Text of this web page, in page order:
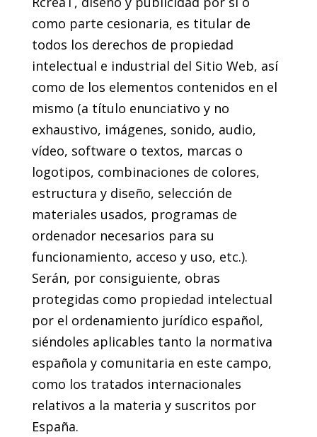
como parte cesionaria, es titular de
todos los derechos de propiedad
intelectual e industrial del Sitio Web, así
como de los elementos contenidos en el
mismo (a título enunciativo y no
exhaustivo, imágenes, sonido, audio,
vídeo, software o textos, marcas o
logotipos, combinaciones de colores,
estructura y diseño, selección de
materiales usados, programas de
ordenador necesarios para su
funcionamiento, acceso y uso, etc.).
Serán, por consiguiente, obras
protegidas como propiedad intelectual
por el ordenamiento jurídico español,
siéndoles aplicables tanto la normativa
española y comunitaria en este campo,
como los tratados internacionales
relativos a la materia y suscritos por
España.